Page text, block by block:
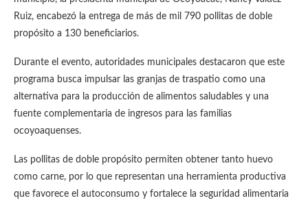
Ruiz, encabezó la entrega de más de mil 790 pollitas de doble
propósito a 130 beneficiarios.
Durante el evento, autoridades municipales destacaron que este
programa busca impulsar las granjas de traspatio como una
alternativa para la producción de alimentos saludables y una
fuente complementaria de ingresos para las familias
ocoyoaquenses.
Las pollitas de doble propósito permiten obtener tanto huevo
como carne, por lo que representan una herramienta productiva
que favorece el autoconsumo y fortalece la seguridad alimentaria